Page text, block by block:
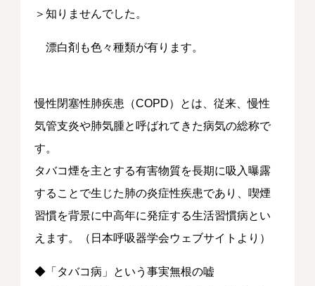
＞知りませんでした。
漂白剤も色々種類が有ります。
慢性閉塞性肺疾患（COPD）とは、従来、慢性
気管支炎や肺気腫と呼ばれてきた病気の総称で
す。
タバコ煙を主とする有害物質を長期に吸入曝露
することで生じた肺の炎症性疾患であり、喫煙
習慣を背景に中高年に発症する生活習慣病とい
えます。（日本呼吸器学会ウェブサイトより）
◆「タバコ病」という事実無根の嘘